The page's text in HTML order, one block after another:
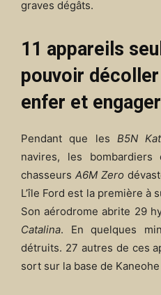
graves dégâts.
11 appareils
pouvoir
enfer et
Pendant que les B5N
navires, les
chasseurs A6M Zero
L’île Ford est la première à
Son aérodrome abrite 29
Catalina. En quelques
détruits. 27 autres de ces
sort sur la base de